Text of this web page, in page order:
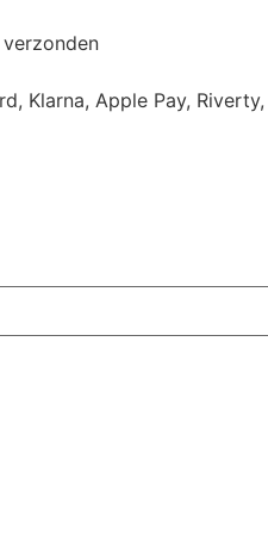
Klarna, Apple Pay,